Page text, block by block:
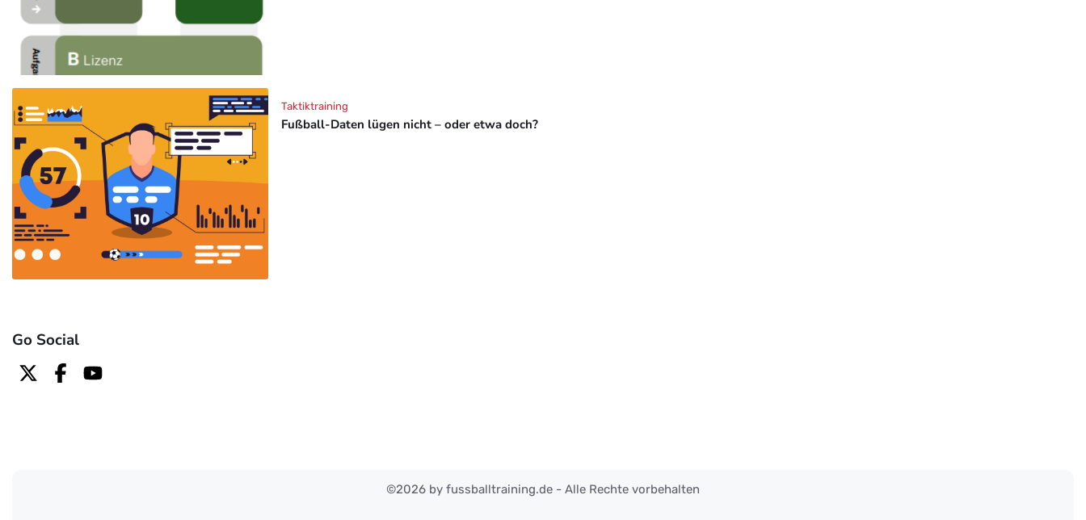
Fußball-Daten lügen nicht – oder etwa doch?
Taktiktraining
Go Social
©2026 by fussballtraining.de - Alle Rechte vorbehalten